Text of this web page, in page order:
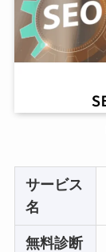
サービス
名
無料診断